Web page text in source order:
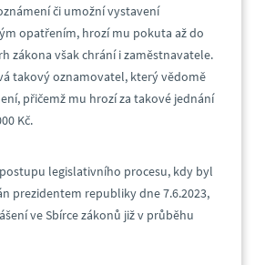
či umožní vystavení
opatřením, hrozí mu pokuta až do
zákona však chrání i zaměstnavatele.
takový oznamovatel, který vědomě
přičemž mu hrozí za takové jednání
Kč.
legislativního procesu, kdy byl
prezidentem republiky dne 7.6.2023,
ve Sbírce zákonů již v průběhu